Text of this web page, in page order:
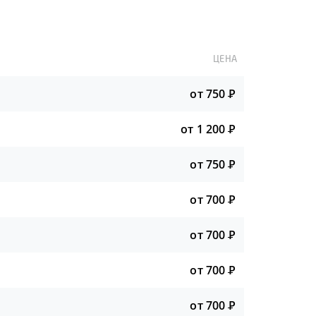
ЦЕНА
от 750Р
от 1 200Р
от 750Р
от 700Р
от 700Р
от 700Р
от 700Р